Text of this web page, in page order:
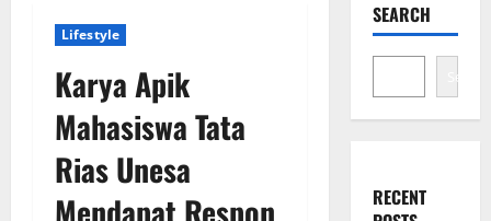
Lifestyle
Karya Apik
Mahasiswa Tata
Rias Unesa
SEARCH
Search
RECENT